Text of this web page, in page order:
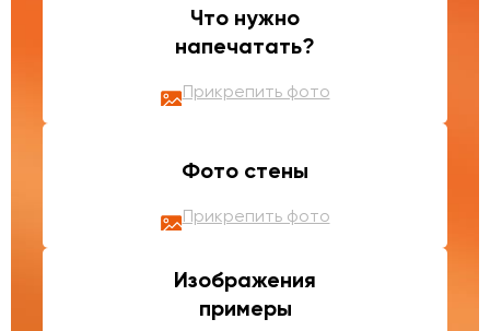
Что нужно
напечатать?
Прикрепить фото
Фото стены
Прикрепить фото
Изображения
примеры